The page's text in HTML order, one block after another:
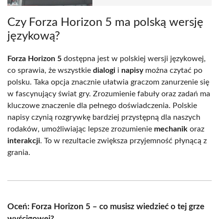
Czy Forza Horizon 5 ma polską wersję
językową?
Forza Horizon 5 dostępna jest w polskiej wersji językowej,
co sprawia, że wszystkie dialogi i napisymożna czytać po
polsku. Taka opcja znacznie ułatwia graczom zanurzenie się
w fascynujący świat gry. Zrozumienie fabuły oraz zadań ma
kluczowe znaczenie dla pełnego doświadczenia. Polskie
napisy czynią rozgrywkę bardziej przystępną dla naszych
rodaków, umożliwiając lepsze zrozumienie mechanik oraz
interakcji. To w rezultacie zwiększa przyjemność płynącą z
grania.
Oceń: Forza Horizon 5 – co musisz wiedzieć o tej grze